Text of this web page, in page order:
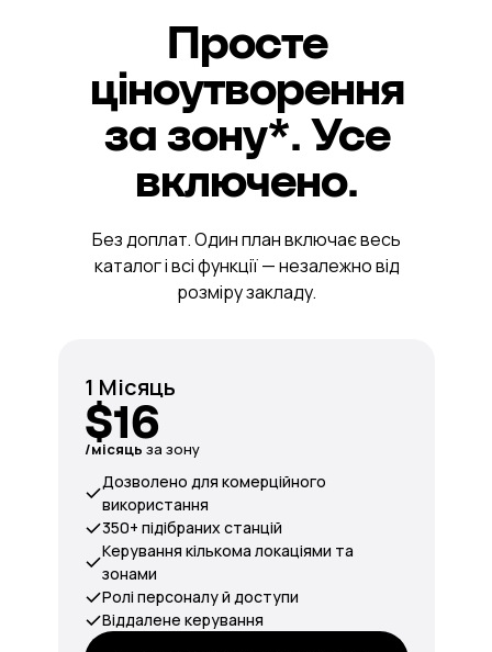
Просте
ціноутворення
за зону*. Усе
включено.
1 Місяць
$16
/місяць за зону
Дозволено для комерційного
використання
350+ підібраних станцій
Керування кількома локаціями та
зонами
Ролі персоналу й доступи
Віддалене керування
Без доплат. Один план включає весь
каталог і всі функції — незалежно від
розміру закладу.